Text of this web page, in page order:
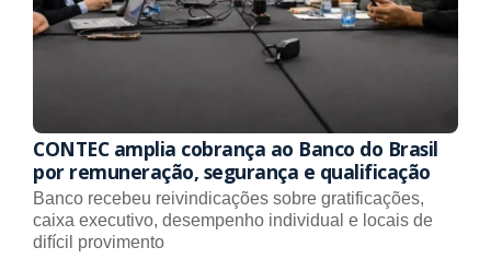
CONTEC amplia cobrança ao Banco do Brasil
por remuneração, segurança e qualificação
Banco recebeu reivindicações sobre gratificações,
caixa executivo, desempenho individual e locais de
difícil provimento